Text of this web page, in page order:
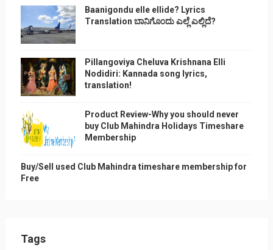
Baanigondu elle ellide? Lyrics
Translation ಬಾನಿಗೊ೦ದು ಎಲ್ಲೆ ಎಲ್ಲಿದೆ?
Pillangoviya Cheluva Krishnana Elli
Nodidiri: Kannada song lyrics,
translation!
Product Review-Why you should never
buy Club Mahindra Holidays Timeshare
Membership
Buy/Sell used Club Mahindra timeshare membership for
Free
Tags